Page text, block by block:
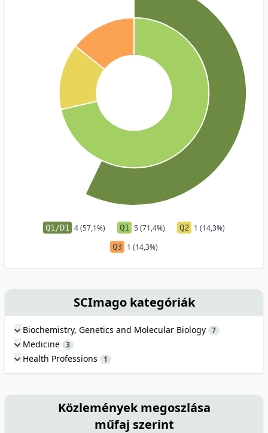
Q1/D1 4 (57,1%) Q1 5 (71,4%) Q2 1 (14,3%)
Q3 1 (14,3%)
SCImago kategóriák
Biochemistry, Genetics and Molecular Biology 7
Medicine 3
Health Professions 1
Közlemények megoszlása
műfaj szerint